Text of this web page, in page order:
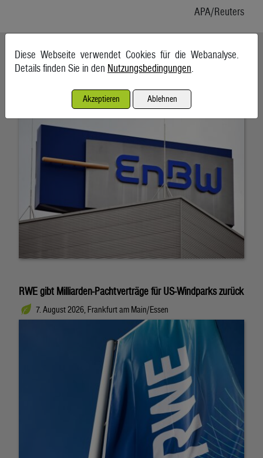
APA/Reuters
Ähnliche Artikel weiterlesen
7. August 2026, Karlsruhe
RWE gibt Milliarden-Pachtverträge für US-Windparks zurück
7. August 2026, Frankfurt am Main/Essen
Diese Webseite verwendet Cookies für die Webanalyse.
Details finden Sie in den Nutzungsbedingungen.
Akzeptieren Ablehnen